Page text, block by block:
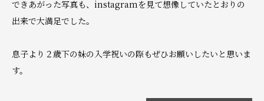
できあがった写真も、instagramを見て想像していたとおりの
出来で大満足でした。
息子より２歳下の妹の入学祝いの際もぜひお願いしたいと思いま
す。